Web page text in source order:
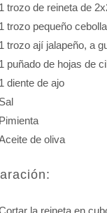
1 trozo de reineta de
1 trozo pequeño
1 trozo ají jalapeño, a
1 puñado de hojas de
1 diente de ajo
Sal
Pimienta
de oliva
la reineta en